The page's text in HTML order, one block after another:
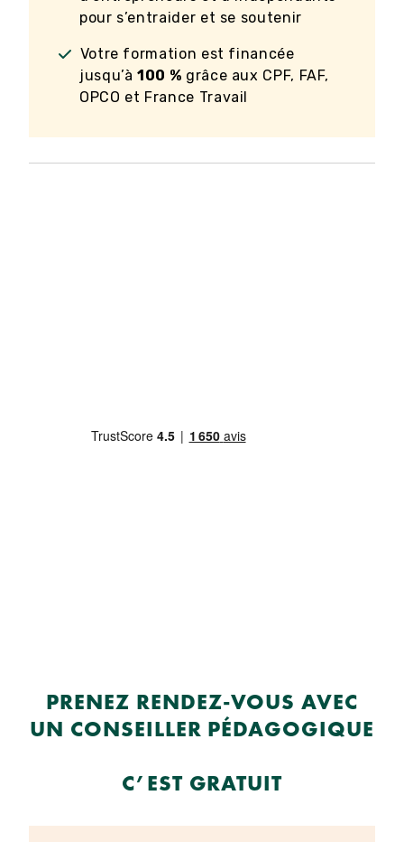
pour s’entraider et se soutenir
Votre formation est financée
jusqu’à100 % grâce aux CPF, FAF,
OPCO et France Travail
PRENEZ RENDEZ-VOUS AVEC
UN CONSEILLER PÉDAGOGIQUE
C’EST GRATUIT